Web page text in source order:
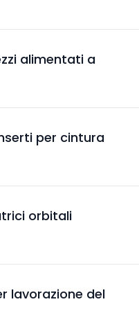
alimentati a
per cintura
orbitali
lavorazione del